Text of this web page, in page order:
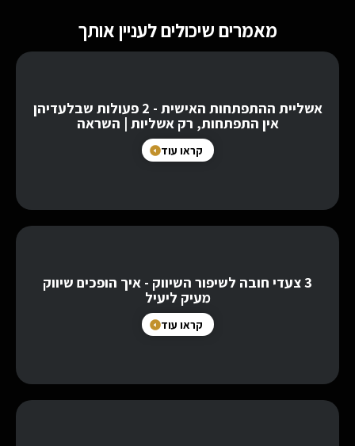
מאמרים שיכולים לעניין אותך
אשליית ההתפתחות האישית - 2 פעולות שבלעדיהן
אין התפתחות, רק אשליות | השראה
קראו עוד
3 צעדי חובה לשיפור השיווק - איך הופכים שיווק
מעיק ליעיל
קראו עוד